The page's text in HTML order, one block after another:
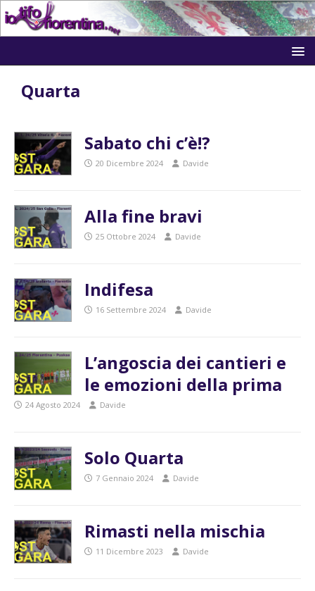
Quarta
Sabato chi c’è!?
20 Dicembre 2024 Davide
Alla fine bravi
25 Ottobre 2024 Davide
Indifesa
16 Settembre 2024 Davide
L’angoscia dei cantieri e
le emozioni della prima
24 Agosto 2024 Davide
Solo Quarta
7 Gennaio 2024 Davide
Rimasti nella mischia
11 Dicembre 2023 Davide